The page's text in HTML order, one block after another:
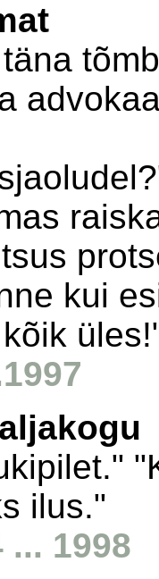
kui
ilus."
... 1998